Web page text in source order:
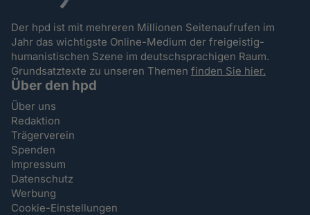
Der hpd ist mit mehreren Millionen Seitenaufrufen im
Jahr das wichtigste Online-Medium der freigeistig-
humanistischen Szene im deutschsprachigen Raum.
Grundsatztexte zu unseren Themenfinden Sie hier.
Über den hpd
Über uns
Redaktion
Trägerverein
Spenden
Impressum
Datenschutz
Werbung
Cookie-Einstellungen